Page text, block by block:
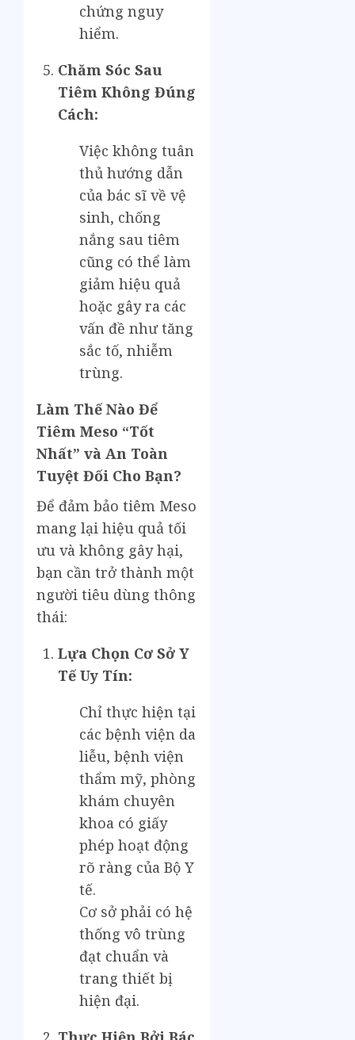
chứng nguy
hiểm.
Chăm Sóc Sau
Tiêm Không Đúng
Cách:
Việc không tuân
thủ hướng dẫn
của bác sĩ về vệ
sinh, chống
nắng sau tiêm
cũng có thể làm
giảm hiệu quả
hoặc gây ra các
vấn đề như tăng
sắc tố, nhiễm
trùng.
Làm Thế Nào Để
Tiêm Meso “Tốt
Nhất” và An Toàn
Tuyệt Đối Cho Bạn?
Để đảm bảo tiêm Meso
mang lại hiệu quả tối
ưu và không gây hại,
bạn cần trở thành một
người tiêu dùng thông
thái:
Lựa Chọn Cơ Sở Y
Tế Uy Tín:
Chỉ thực hiện tại
các bệnh viện da
liễu, bệnh viện
thẩm mỹ, phòng
khám chuyên
khoa có giấy
phép hoạt động
rõ ràng của Bộ Y
tế.
Cơ sở phải có hệ
thống vô trùng
đạt chuẩn và
trang thiết bị
hiện đại.